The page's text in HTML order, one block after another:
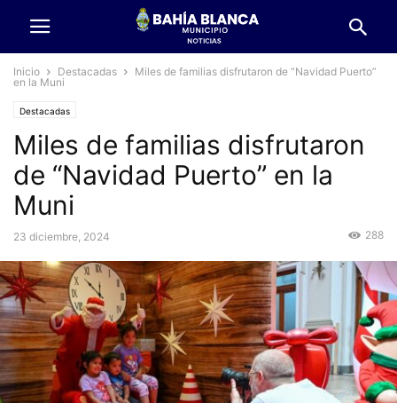
Inicio Destacadas
Miles de familias disfrutaron de “Navidad Puerto”
en la Muni
Destacadas
Miles de familias disfrutaron
de “Navidad Puerto” en la
Muni
23 diciembre, 2024 288